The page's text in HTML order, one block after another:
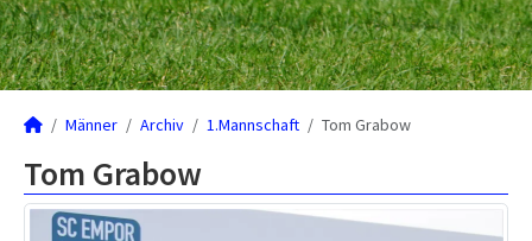
Männer Archiv 1.Mannschaft Tom Grabow
Tom Grabow